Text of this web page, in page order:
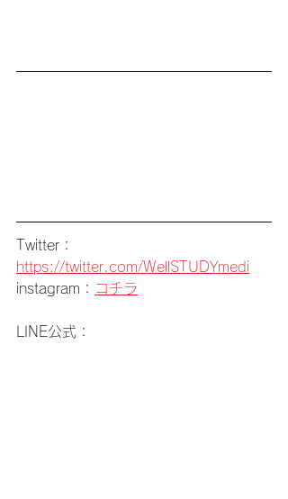
Twitter：
https://twitter.com/WellSTUDYmedi
instagram： コチラ
LINE公式：